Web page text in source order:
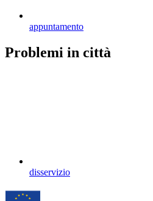
appuntamento
Problemi in città
disservizio